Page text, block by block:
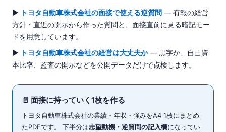
▶ トヨタ自動車株式会社の面接で使える逆質問 — 有報の経営
方針・直近の開示から作った質問と、面接直前に見る暗記モー
ドを用意しています。
▶ トヨタ自動車株式会社の経営は大丈夫か— 黒字か、自己資
本比率、監査の開示などを公開データだけで点検します。
📄 面接に持っていく1枚を作る
トヨタ自動車株式会社の業績・年収・強みをA4 1枚にまとめ
たPDFです。 下半分は志望動機・逆質問の記入欄になってい